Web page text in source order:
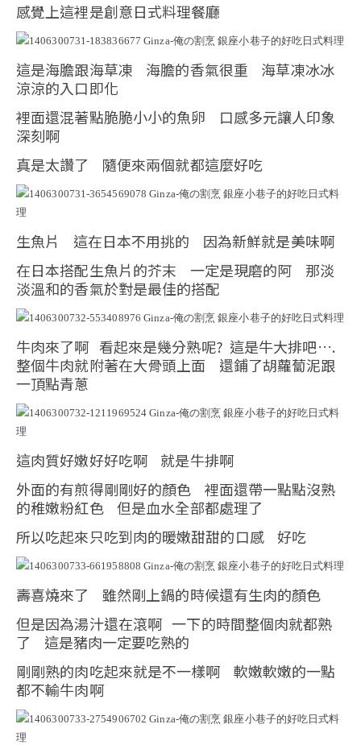
感覺上這裡是創意日式料理餐廳
這是海膽跟海草凍 海膽的香氣很重 海草凍冰冰
涼涼的入口即化
裡面還混著點脆脆小小的魚卵 口感多元讓人印象
深刻啊
真是太讚了 隨便來兩個就都這麼好吃
生魚片 這在日本不用挑的 因為新鮮就是美味啊
在日本搭配生魚片的芥末 一定是現磨的阿 那淡
淡溫和的香氣於對是最佳的搭配
牛肉來了啊 看起來是幾分熟呢? 這是牛大排吧….
整個牛肉就附著在大骨頭上面 還鋪了胡蘿蔔泥跟
一頂點青蔥
這肉質好嫩好好吃啊 就是牛排啊
外面的有煎得剛剛好的顏色 裡面還帶一點點沒熟
的稚嫩粉紅色 但是血水全部都處理了
所以吃起來只吃到肉的暖嫩甜甜的口感 好吃
壽喜燒來了 雖然剛上鍋的時候還有生肉的顏色
但是因為湯汁還在滾啊 一下的時間整個肉就都熟
了 這是豬肉一定要吃熟的
剛剛熟的肉吃起來就是不一樣啊 軟嫩軟嫩的一點
都不輸牛肉啊